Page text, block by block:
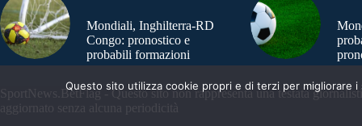
Mondiali, Inghilterra-RD
Congo: pronostico e
probabili formazioni
SportNews.BetFlag - Questo sito non rappresenta una testata
aggiornato senza alcuna periodicità
Questo sito utilizza cookie propri e di terzi per migliorare